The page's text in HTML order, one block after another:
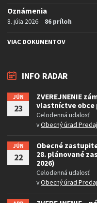
Oznámenia
8. júla 2026 86 príloh
VIAC DOKUMENTOV
INFO RADAR
JÚN
23
ZVEREJNENIE
vlastníctve obce
Celodenná udalosť
vObecný úrad
JÚN
22
Obecné
28. plánované
2026)
Celodenná udalosť
vObecný úrad